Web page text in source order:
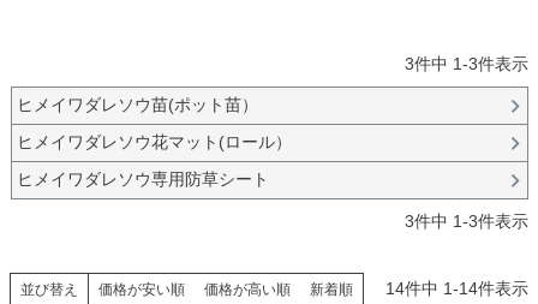
3件中 1-3件表示
ヒメイワダレソウ苗(ポット苗）
ヒメイワダレソウ花マット(ロール）
ヒメイワダレソウ専用防草シート
3件中 1-3件表示
並び替え 価格が安い順 価格が高い順 新着順 14件中 1-14件表示